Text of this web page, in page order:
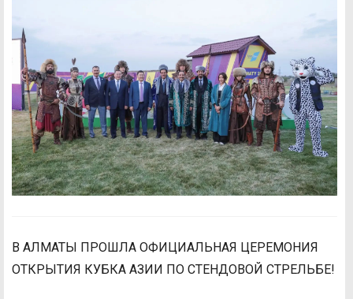
В АЛМАТЫ ПРОШЛА ОФИЦИАЛЬНАЯ ЦЕРЕМОНИЯ
ОТКРЫТИЯ КУБКА АЗИИ ПО СТЕНДОВОЙ СТРЕЛЬБЕ!